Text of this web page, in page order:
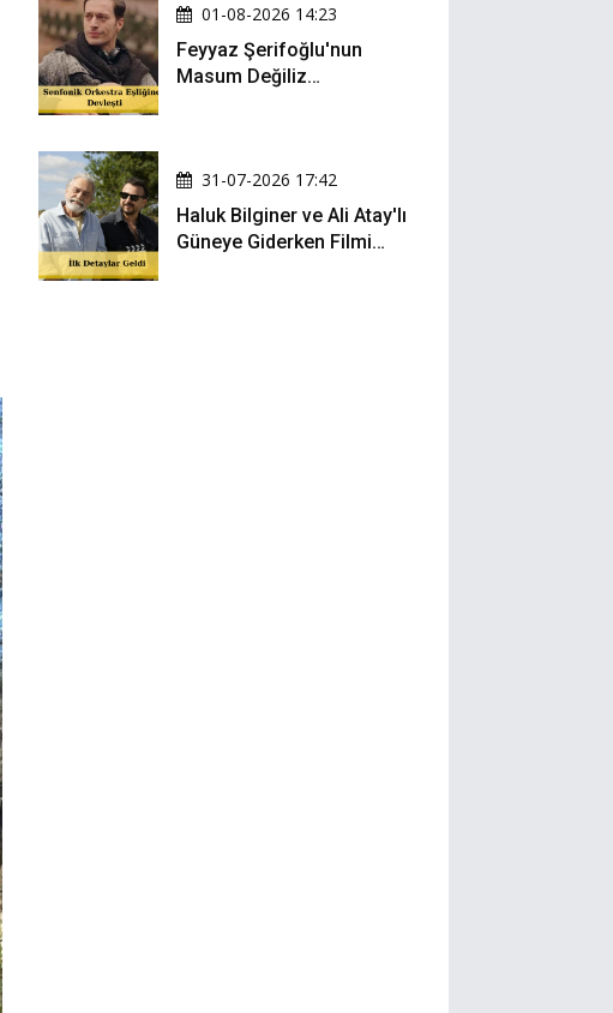
01-08-2026 14:23
Feyyaz Şerifoğlu'nun
Masum Değiliz
31-07-2026 17:42
Haluk Bilginer ve Ali Atay'lı
Güneye Giderken Filmi